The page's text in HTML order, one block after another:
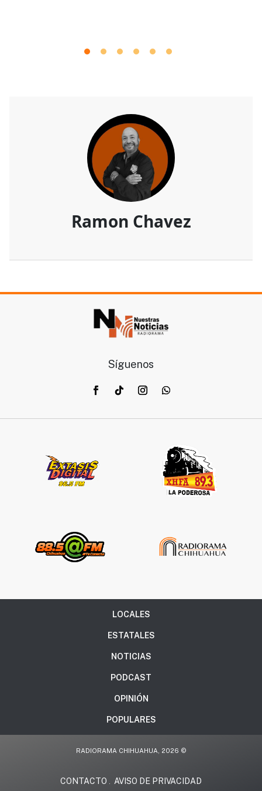
Ramon Chavez
Síguenos
LOCALES
ESTATALES
NOTICIAS
PODCAST
OPINIÓN
POPULARES
RADIORAMA CHIHUAHUA, 2026 ©
CONTACTO AVISO DE PRIVACIDAD